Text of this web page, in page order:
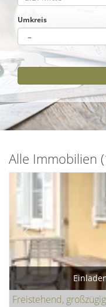
Umkreis
Alle Immobilien
Freistehend,